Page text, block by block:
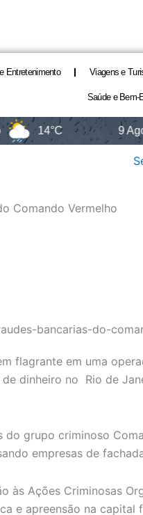
Entretenimento Viagens e
Saúde e Bem-
14°C 9 Ago
Comando Vermelho
flagrante em uma
dinheiro no Rio de
grupo criminoso
empresas de
às Ações Criminosas
e apreensão na capital